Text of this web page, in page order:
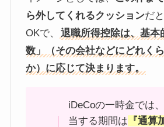
ら外してくれるクッションだ
OKで、
退職所得控除は、基本
数」（その会社などにどれく
か）に応じて決まります。
iDeCoの一時金では
当する期間は 『通算